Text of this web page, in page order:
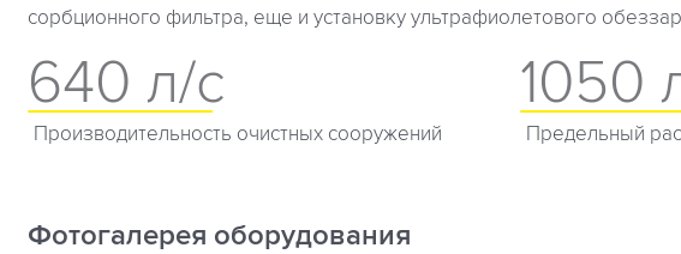
сорбционного фильтра, еще и установку ультрафиолетового
640 л/с
Производительность очистных сооружений
1050
Предельный
Фотогалерея оборудования